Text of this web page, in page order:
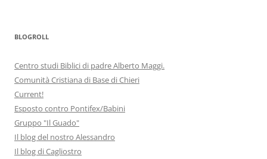
BLOGROLL
Centro studi Biblici di padre Alberto Maggi.
Comunità Cristiana di Base di Chieri
Current!
Esposto contro Pontifex/Babini
Gruppo "Il Guado"
Il blog del nostro Alessandro
Il blog di Cagliostro